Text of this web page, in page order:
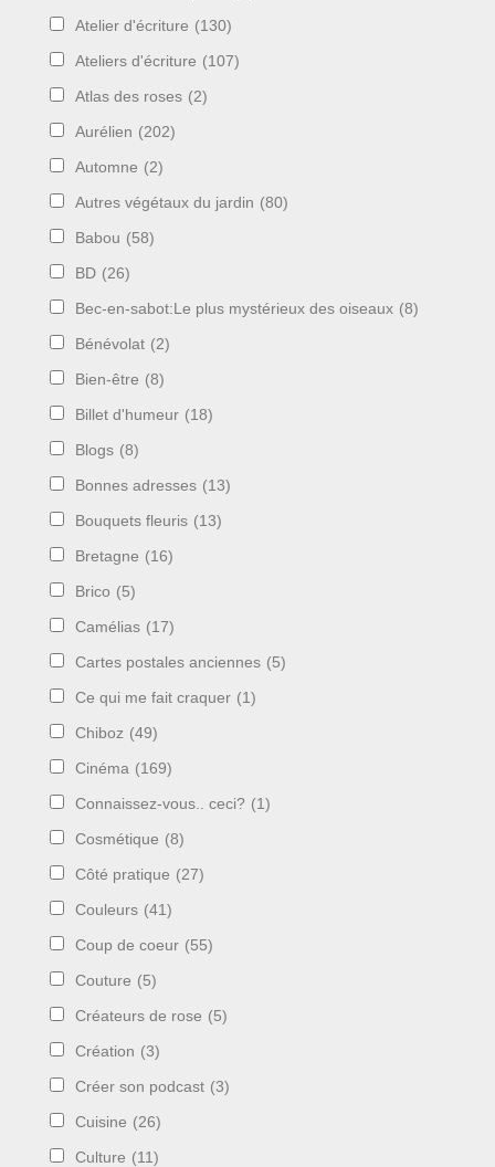
Atelier d'écriture (130)
Ateliers d'écriture (107)
Atlas des roses (2)
Aurélien (202)
Automne (2)
Autres végétaux du jardin (80)
Babou (58)
BD (26)
Bec-en-sabot:Le plus mystérieux des oiseaux (8)
Bénévolat (2)
Bien-être (8)
Billet d'humeur (18)
Blogs (8)
Bonnes adresses (13)
Bouquets fleuris (13)
Bretagne (16)
Brico (5)
Camélias (17)
Cartes postales anciennes (5)
Ce qui me fait craquer (1)
Chiboz (49)
Cinéma (169)
Connaissez-vous.. ceci? (1)
Cosmétique (8)
Côté pratique (27)
Couleurs (41)
Coup de coeur (55)
Couture (5)
Créateurs de rose (5)
Création (3)
Créer son podcast (3)
Cuisine (26)
Culture (11)